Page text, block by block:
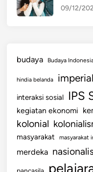
09/12/
budaya Budaya
hindia belanda
interaksi sosial IPS
kegiatan ekonomi
kolonial
masyarakat masyarakat
merdeka